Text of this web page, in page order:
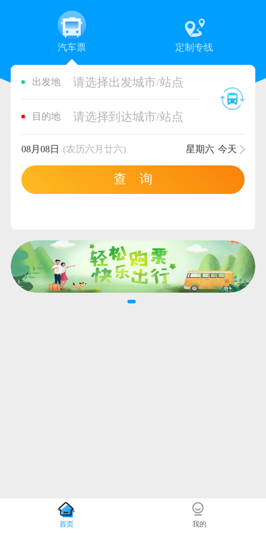
汽车票 定制专线
出发地 请选择出发城市/站点
目的地 请选择到达城市/站点
08月08日 (农历六月廿六) 星期六 今天
查 询
首页 我的